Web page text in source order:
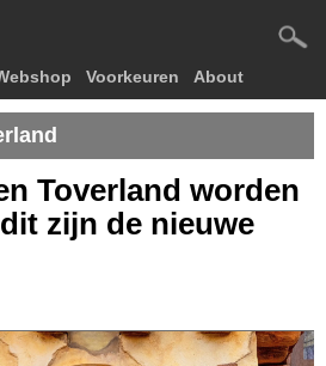
Voorkeuren About
Toverland worden
zijn de nieuwe